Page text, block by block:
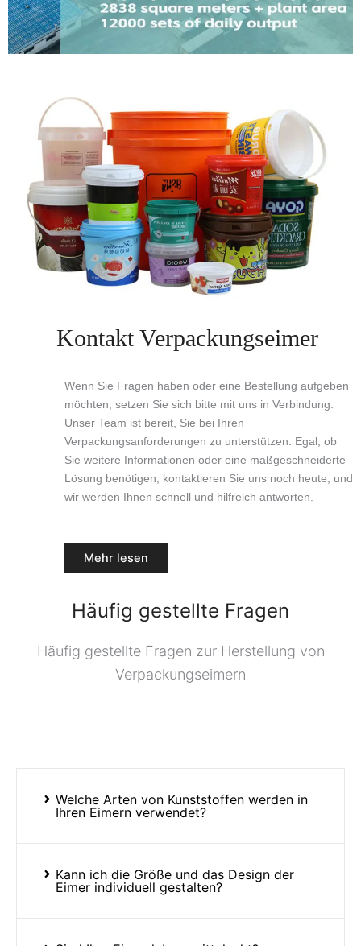
Kontakt Verpackungseimer
Wenn Sie Fragen haben oder eine Bestellung aufgeben
möchten, setzen Sie sich bitte mit uns in Verbindung.
Unser Team ist bereit, Sie bei Ihren
Verpackungsanforderungen zu unterstützen. Egal, ob
Sie weitere Informationen oder eine maßgeschneiderte
Lösung benötigen, kontaktieren Sie uns noch heute, und
wir werden Ihnen schnell und hilfreich antworten.
Mehr lesen
Häufig gestellte Fragen
Häufig gestellte Fragen zur Herstellung von
Verpackungseimern
Welche Arten von Kunststoffen werden in
Ihren Eimern verwendet?
Kann ich die Größe und das Design der
Eimer individuell gestalten?